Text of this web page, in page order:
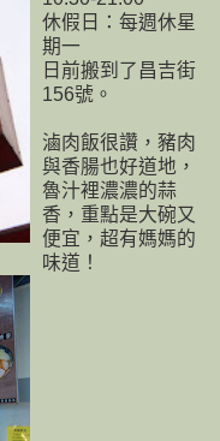
休假日：每週休星
期一
日前搬到了昌吉街
156號。
滷肉飯很讚，豬肉
與香腸也好道地，
魯汁裡濃濃的蒜
香，重點是大碗又
便宜，超有媽媽的
味道！